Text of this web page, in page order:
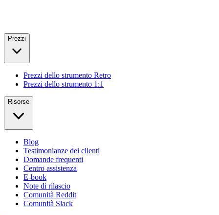
Prezzi
Prezzi dello strumento Retro
Prezzi dello strumento 1:1
Risorse
Blog
Testimonianze dei clienti
Domande frequenti
Centro assistenza
E-book
Note di rilascio
Comunità Reddit
Comunità Slack